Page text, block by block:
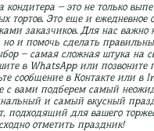
кондитера – это не только
тортов. Это еще и ежедневное
заказчиков. Для нас важно
но и помочь сделать
– самая сложная штука на
в WhatsApp или позвоните
сообщение в Контакте или
с вами подберем самый
и самый вкусный
подходящий для вашего
отметить праздник!